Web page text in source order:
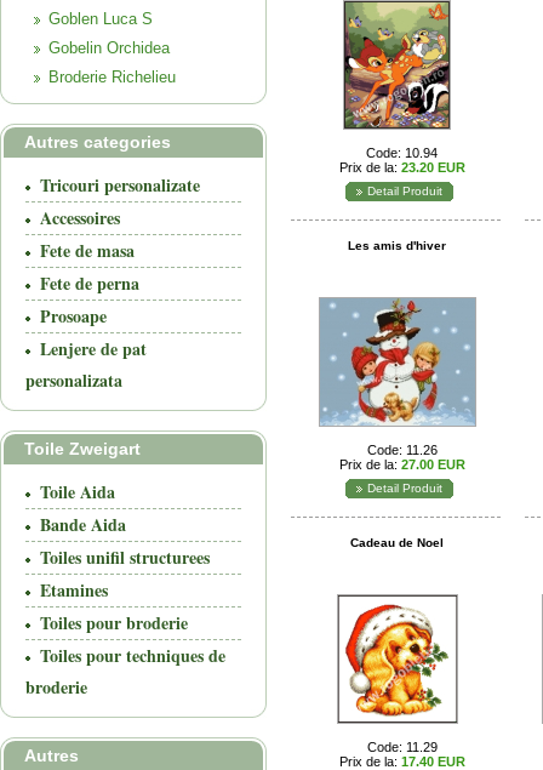
Goblen Luca S
Gobelin Orchidea
Broderie Richelieu
Autres categories
Tricouri personalizate
Accessoires
Fete de masa
Fete de perna
Prosoape
Lenjere de pat
personalizata
Toile Zweigart
Toile Aida
Bande Aida
Toiles unifil structurees
Etamines
Toiles pour broderie
Toiles pour techniques de
broderie
Autres
Code: 10.94
Prix de la: 23.20 EUR
Detail Produit
Les amis d'hiver
Code: 11.26
Prix de la: 27.00 EUR
Detail Produit
Cadeau de Noel
Code: 11.29
Prix de la: 17.40 EUR